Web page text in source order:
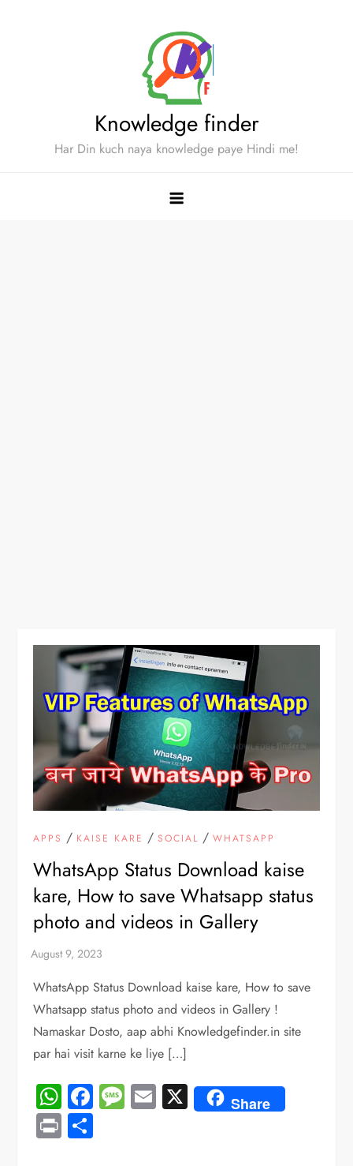
Knowledge finder
Har Din kuch naya knowledge paye Hindi me!
APPS / KAISE KARE /SOCIAL /WHATSAPP
WhatsApp Status Download kaise
kare, How to save Whatsapp status
photo and videos in Gallery
WhatsApp Status Download kaise kare, How to save
Whatsapp status photo and videos in Gallery !
Namaskar Dosto, aap abhi Knowledgefinder.in site
par hai visit karne ke liye […]
WhatsApp
Facebook
Message
Email
X Share
Print